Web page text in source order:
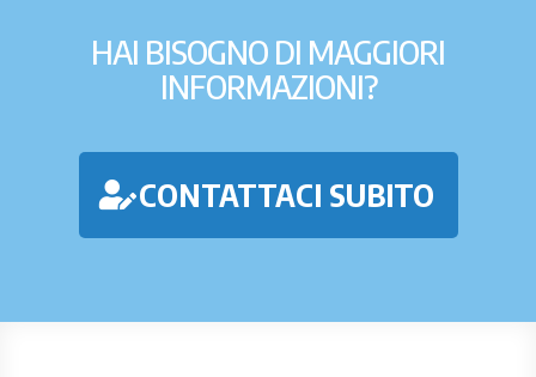
HAI BISOGNO DI MAGGIORI
INFORMAZIONI?
CONTATTACI SUBITO